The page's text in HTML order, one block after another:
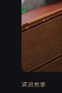
資訊教學